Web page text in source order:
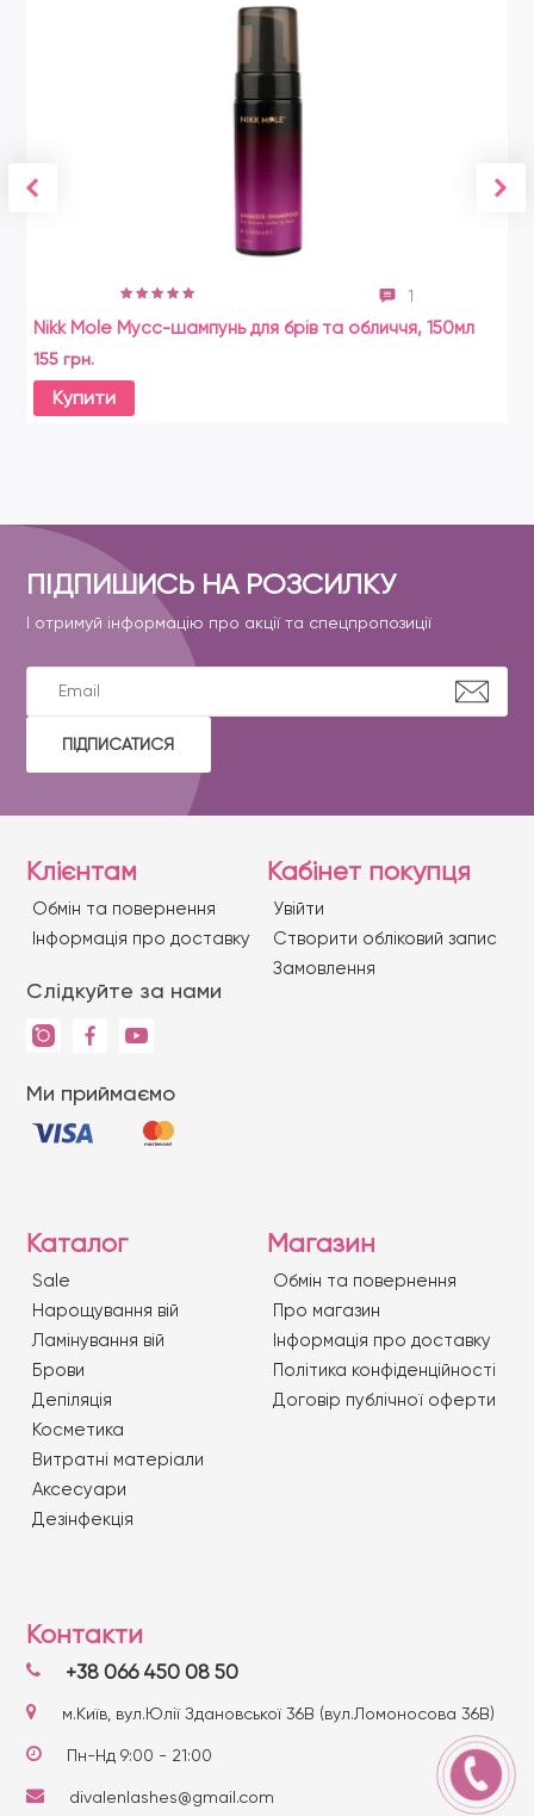
1
Nikk Mole Мусс-шампунь для брів та обличчя, 150мл
155 грн.
Купити
ПІДПИШИСЬ НА РОЗСИЛКУ
І отримуй інформацію про акції та спецпропозиції
ПІДПИСАТИСЯ
Клієнтам
Обмін та повернення
Iнформація про доставку
Слідкуйте за нами
Ми приймаємо
Кабінет покупця
Увійти
Створити обліковий запис
Замовлення
Каталог
Sale
Нарощування вій
Ламінування вій
Брови
Депіляція
Косметика
Витратні матеріали
Аксесуари
Дезінфекція
Магазин
Обмін та повернення
Про магазин
Iнформація про доставку
Політика конфіденційності
Договір публічної оферти
Контакти
+38 066 450 08 50
м.Київ, вул.Юлії Здановської 36В (вул.Ломоносова 36В)
Пн-Нд 9:00 - 21:00
divalenlashes@gmail.com